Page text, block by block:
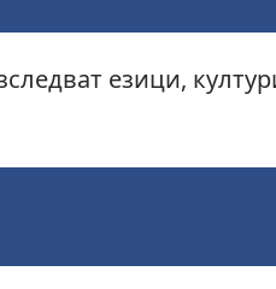
езици,